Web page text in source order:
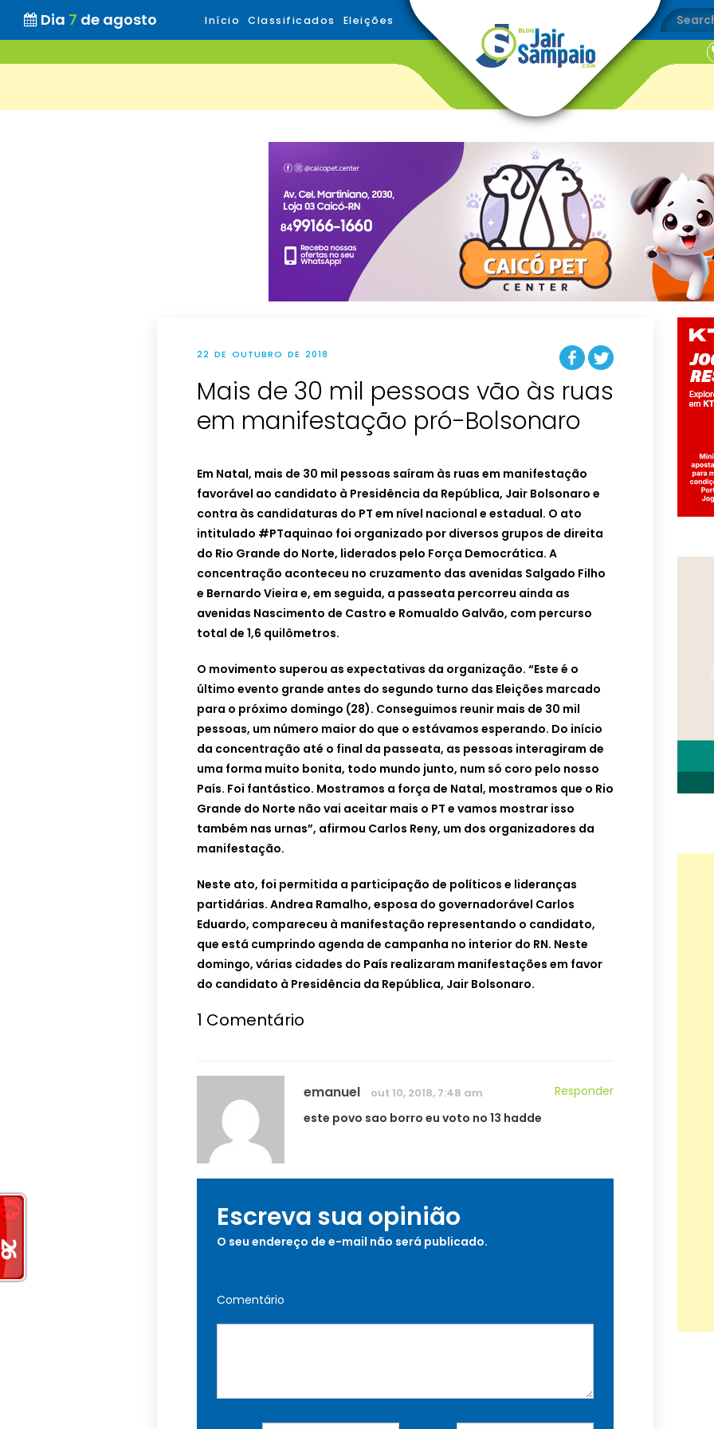
Dia 7 de agosto Início Classificados Eleições
22 DE OUTUBRO DE 2018
Mais de 30 mil pessoas vão às ruas
em manifestação pró-Bolsonaro
Em Natal, mais de 30 mil pessoas saíram às ruas em manifestação
favorável ao candidato à Presidência da República, Jair Bolsonaro e
contra às candidaturas do PT em nível nacional e estadual. O ato
intitulado #PTaquinao foi organizado por diversos grupos de direita
do Rio Grande do Norte, liderados pelo Força Democrática. A
concentração aconteceu no cruzamento das avenidas Salgado Filho
e Bernardo Vieira e, em seguida, a passeata percorreu ainda as
avenidas Nascimento de Castro e Romualdo Galvão, com percurso
total de 1,6 quilômetros.
O movimento superou as expectativas da organização. “Este é o
último evento grande antes do segundo turno das Eleições marcado
para o próximo domingo (28). Conseguimos reunir mais de 30 mil
pessoas, um número maior do que o estávamos esperando. Do início
da concentração até o final da passeata, as pessoas interagiram de
uma forma muito bonita, todo mundo junto, num só coro pelo nosso
País. Foi fantástico. Mostramos a força de Natal, mostramos que o Rio
Grande do Norte não vai aceitar mais o PT e vamos mostrar isso
também nas urnas”, afirmou Carlos Reny, um dos organizadores da
manifestação.
Neste ato, foi permitida a participação de políticos e lideranças
partidárias. Andrea Ramalho, esposa do governadorável Carlos
Eduardo, compareceu à manifestação representando o candidato,
que está cumprindo agenda de campanha no interior do RN. Neste
domingo, várias cidades do País realizaram manifestações em favor
do candidato à Presidência da República, Jair Bolsonaro.
1 Comentário
emanuel out 10, 2018, 7:48 am
Responder
este povo sao borro eu voto no 13 hadde
Escreva sua opinião
O seu endereço de e-mail não será publicado.
Comentário